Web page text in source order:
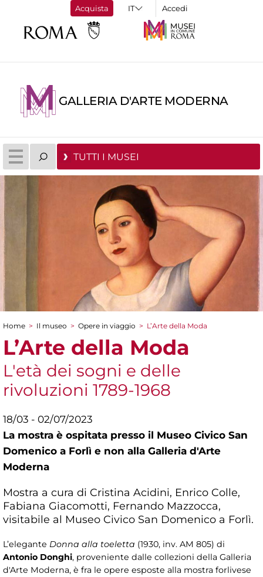
Acquista Accedi
GALLERIA D'ARTE MODERNA
TUTTI I MUSEI
Tu sei qui
Home > Il museo > Opere in viaggio > L’Arte della Moda
L’Arte della Moda
L'età dei sogni e delle
rivoluzioni 1789-1968
18/03 - 02/07/2023
La mostra è ospitata presso il Museo Civico San
Domenico a Forlì e non alla Galleria d'Arte
Moderna
Mostra a cura di Cristina Acidini, Enrico Colle,
Fabiana Giacomotti, Fernando Mazzocca,
visitabile al Museo Civico San Domenico a Forlì.
L’elegante Donna alla toeletta (1930, inv. AM 805) di
Antonio Donghi, proveniente dalle collezioni della Galleria
d'Arte Moderna, è fra le opere esposte alla mostra forlivese